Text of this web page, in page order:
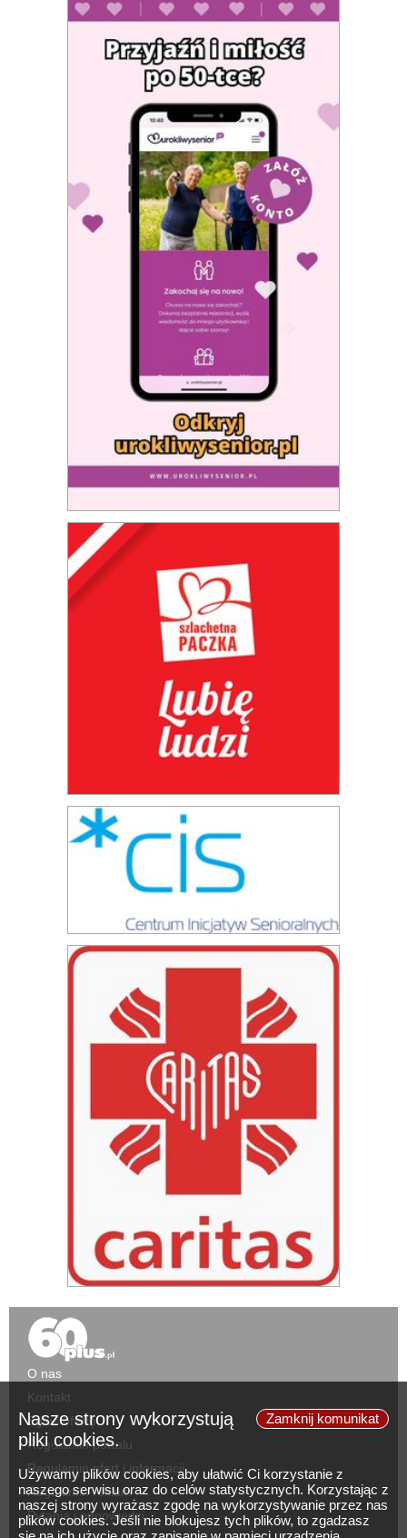
Zamknij komunikat
Nasze strony wykorzystują
pliki cookies.
Używamy plików cookies, aby ułatwić Ci korzystanie z
naszego serwisu oraz do celów statystycznych. Korzystając z
naszej strony wyrażasz zgodę na wykorzystywanie przez nas
plików cookies. Jeśli nie blokujesz tych plików, to zgadzasz
O nas
Kontakt
Zgłoś ofertę
Regulamin portalu
Regulamin ofert i informacji
Regulamin reklam
Pytania i odpowiedzi